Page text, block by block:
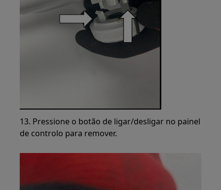
13. Pressione o botão de ligar/desligar no painel
de controlo para remover.